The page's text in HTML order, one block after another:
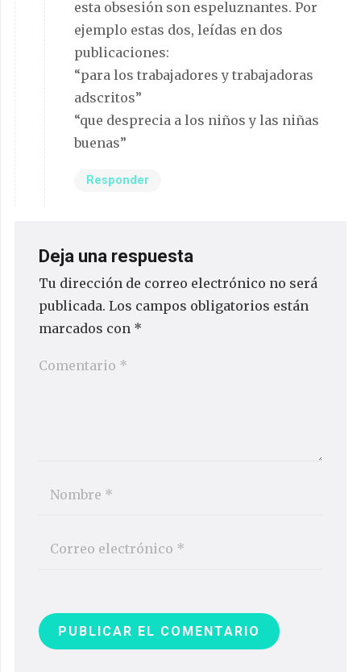
esta obsesión son espeluznantes. Por
ejemplo estas dos, leídas en dos
publicaciones:
“para los trabajadores y trabajadoras
adscritos”
“que desprecia a los niños y las niñas
buenas”
Responder
Deja una respuesta
Tu dirección de correo electrónico no será
publicada. Los campos obligatorios están
marcados con *
PUBLICAR EL COMENTARIO